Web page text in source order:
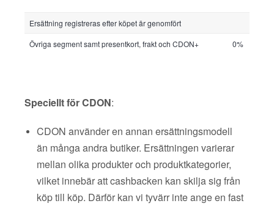
Ersättning registreras efter köpet är genomfört
Övriga segment samt presentkort, frakt och CDON+
0%
Speciellt för CDON:
CDON använder en annan ersättningsmodell
än många andra butiker. Ersättningen varierar
mellan olika produkter och produktkategorier,
vilket innebär att cashbacken kan skilja sig från
köp till köp. Därför kan vi tyvärr inte ange en fast